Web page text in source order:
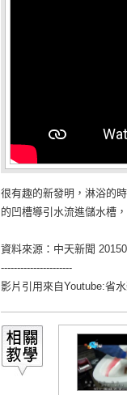
很有趣的新發明，淋浴的
的凹槽導引水流進儲水槽
資料來源：中天新聞
----------------------
影片引用來自Youtube:省